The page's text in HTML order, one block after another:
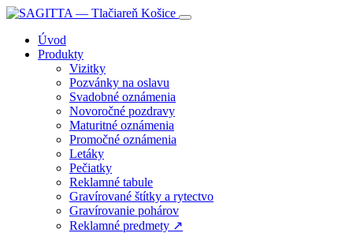
Úvod
Produkty
Vizitky
Pozvánky na oslavu
Svadobné oznámenia
Novoročné pozdravy
Maturitné oznámenia
Promočné oznámenia
Letáky
Pečiatky
Reklamné tabule
Gravírované štítky a rytectvo
Gravírovanie pohárov
Reklamné predmety ↗